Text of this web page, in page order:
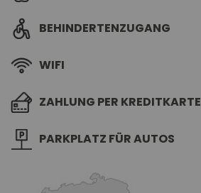
BEHINDERTENZUGANG
WIFI
ZAHLUNG PER KREDITKARTE
PARKPLATZ FÜR AUTOS